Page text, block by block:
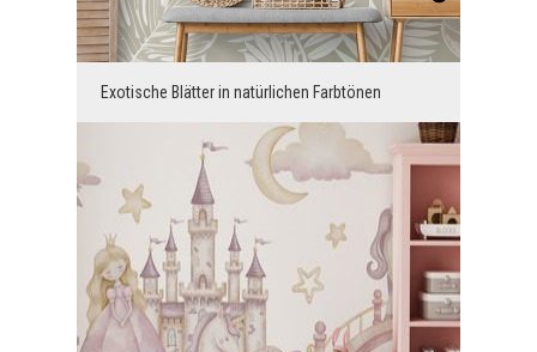
Exotische Blätter in natürlichen Farbtönen